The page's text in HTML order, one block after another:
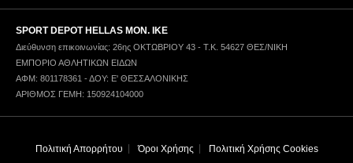
SPORT DEPOT HELLAS ΜΟΝ. ΙΚΕ
Διεύθυνση επικοινωνίας: 26ης ΟΚΤΩΒΡΙΟΥ 43 - Τ.Κ. 54627 ΘΕΣ/ΝΙΚΗ
ΕΜΠΟΡΙΟ ΑΘΛΗΤΙΚΩΝ ΕΙΔΩΝ
ΑΦΜ: 801178361 - ΔΟΥ: Ε' ΘΕΣΣΑΛΟΝΙΚΗΣ
ΑΡΙΘΜΟΣ ΓΕΜΗ: 150924104000
Πολιτική Απορρήτου Όροι Χρήσης Πολιτική Χρήσης Cookies